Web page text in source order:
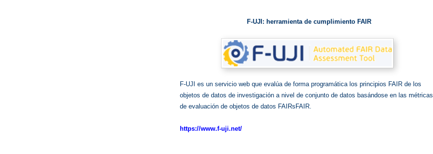
F-UJI: herramienta de cumplimiento FAIR
F-UJI es un servicio web que evalúa de forma programática los principios FAIR de los
objetos de datos de investigación a nivel de conjunto de datos basándose en las métricas
de evaluación de objetos de datos FAIRsFAIR.
https://www.f-uji.net/